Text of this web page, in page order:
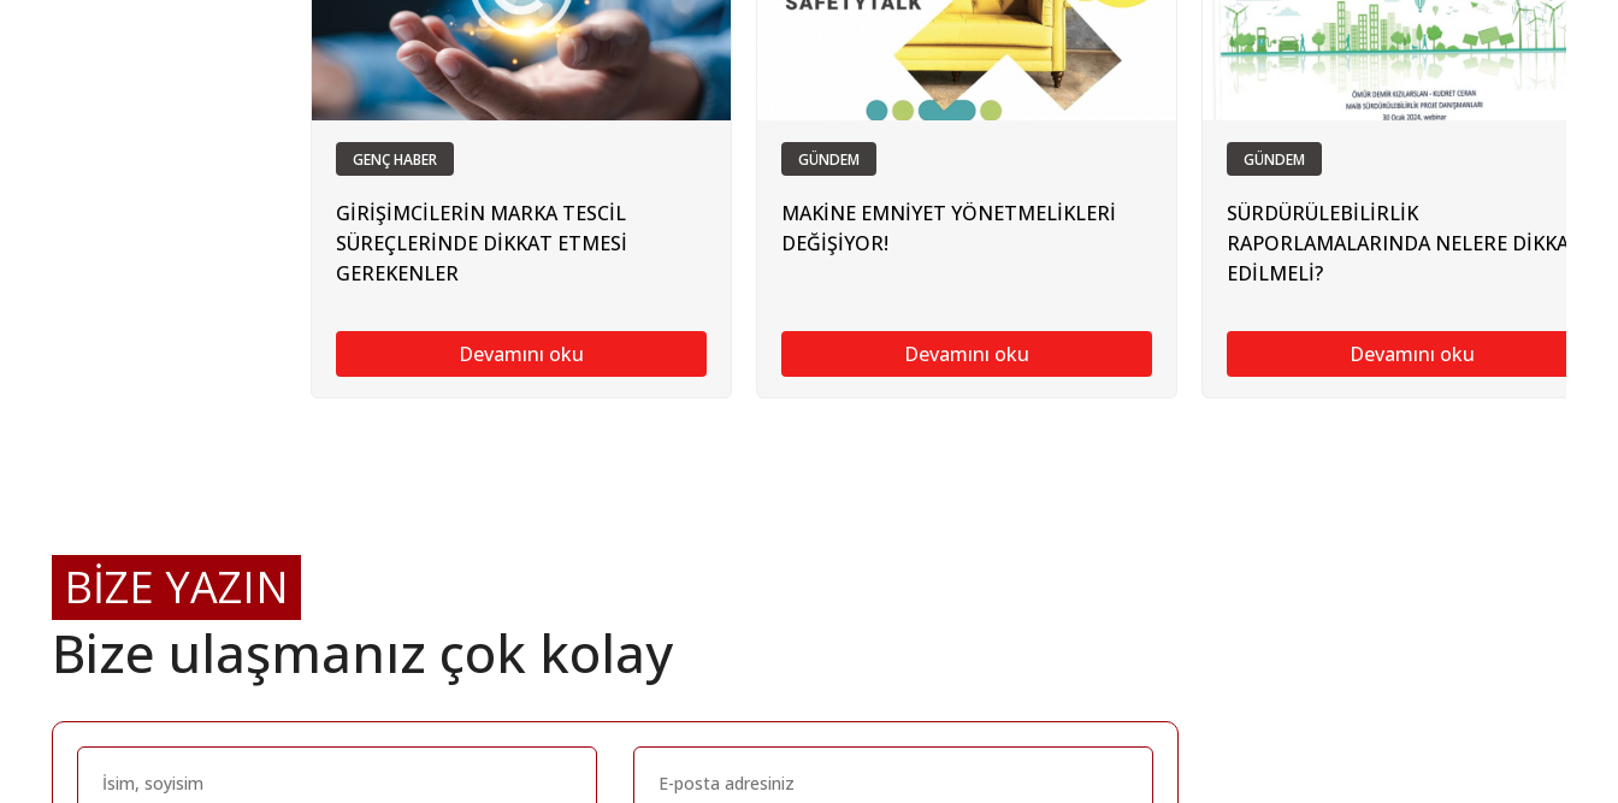
GENÇ HABER
GİRİŞİMCİLERİN MARKA TESCİL
SÜREÇLERİNDE DİKKAT ETMESİ
GEREKENLER
Devamını oku
GÜNDEM
MAKİNE EMNİYET YÖNETMELİKLERİ
DEĞİŞİYOR!
Devamını oku
GÜNDEM
SÜRDÜRÜLEBİLİRLİK
RAPORLAMALARINDA NELERE DİKKAT
EDİLMELİ?
Devamını oku
BİZE YAZIN
Bize ulaşmanız çok kolay